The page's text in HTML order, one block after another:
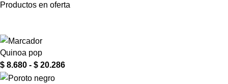
Productos en oferta
Quinoa pop
$ 8.680 - $ 20.286